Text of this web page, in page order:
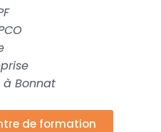
à Bonnat
de formation